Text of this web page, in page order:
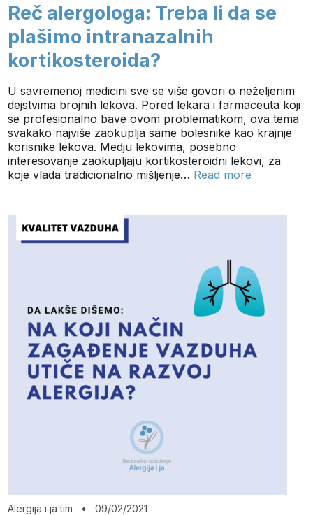
Reč alergologa: Treba li da se
plašimo intranazalnih
kortikosteroida?
U savremenoj medicini sve se više govori o neželjenim
dejstvima brojnih lekova. Pored lekara i farmaceuta koji
se profesionalno bave ovom problematikom, ova tema
svakako najviše zaokuplja same bolesnike kao krajnje
korisnike lekova. Medju lekovima, posebno
interesovanje zaokupljaju kortikosteroidni lekovi, za
koje vlada tradicionalno mišljenje… Read more
Alergija i ja tim •09/02/2021